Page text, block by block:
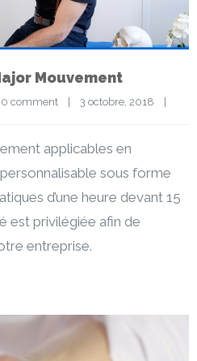
Mouvement
0 comment | 3 octobre, 2018 |
applicables en
sous forme
d’une heure devant 15
est privilégiée afin de
entreprise.